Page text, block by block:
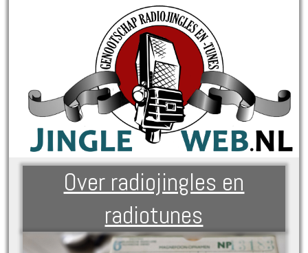
Over radiojingles en
radiotunes